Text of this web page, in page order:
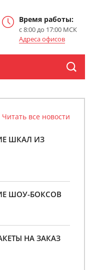
Время работы:
с 8:00 до 17:00 МСК
Адреса офисов
Читать все новости
ШКАЛ ИЗ
ШОУ-БОКСОВ
НА ЗАКАЗ